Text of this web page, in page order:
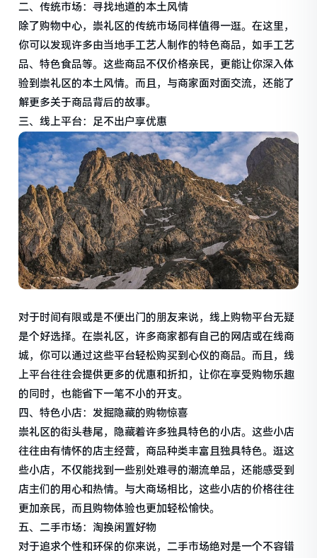
二、传统市场：寻找地道的本土风情
除了购物中心，崇礼区的传统市场同样值得一逛。在这里，
你可以发现许多由当地手工艺人制作的特色商品，如手工艺
品、特色食品等。这些商品不仅价格亲民，更能让你深入体
验到崇礼区的本土风情。而且，与商家面对面交流，还能了
解更多关于商品背后的故事。
三、线上平台：足不出户享优惠
对于时间有限或是不便出门的朋友来说，线上购物平台无疑
是个好选择。在崇礼区，许多商家都有自己的网店或在线商
城，你可以通过这些平台轻松购买到心仪的商品。而且，线
上平台往往会提供更多的优惠和折扣，让你在享受购物乐趣
的同时，也能省下一笔不小的开支。
四、特色小店：发掘隐藏的购物惊喜
崇礼区的街头巷尾，隐藏着许多独具特色的小店。这些小店
往往由有情怀的店主经营，商品种类丰富且独具特色。逛这
些小店，不仅能找到一些别处难寻的潮流单品，还能感受到
店主们的用心和热情。与大商场相比，这些小店的价格往往
更加亲民，而且购物体验也更加轻松愉快。
五、二手市场：淘换闲置好物
对于追求个性和环保的你来说，二手市场绝对是一个不容错